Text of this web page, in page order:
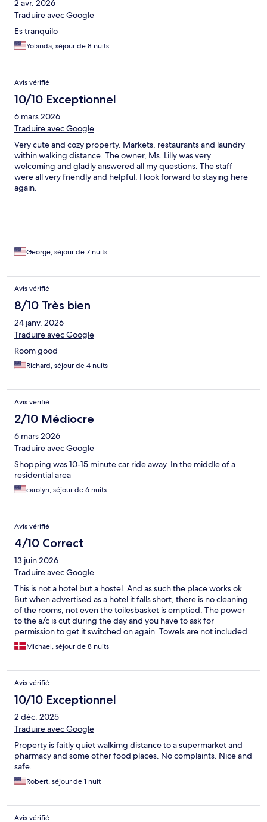
2 avr. 2026
Traduire avec Google
Es tranquilo
Yolanda, séjour de 8 nuits
Avis vérifié
10/10 Exceptionnel
6 mars 2026
Traduire avec Google
Very cute and cozy property. Markets, restaurants and laundry
within walking distance. The owner, Ms. Lilly was very
welcoming and gladly answered all my questions. The staff
were all very friendly and helpful. I look forward to staying here
again.
George, séjour de 7 nuits
Avis vérifié
8/10 Très bien
24 janv. 2026
Traduire avec Google
Room good
Richard, séjour de 4 nuits
Avis vérifié
2/10 Médiocre
6 mars 2026
Traduire avec Google
Shopping was 10-15 minute car ride away. In the middle of a
residential area
carolyn, séjour de 6 nuits
Avis vérifié
4/10 Correct
13 juin 2026
Traduire avec Google
This is not a hotel but a hostel. And as such the place works ok.
But when advertised as a hotel it falls short, there is no cleaning
of the rooms, not even the toilesbasket is emptied. The power
to the a/c is cut during the day and you have to ask for
permission to get it switched on again. Towels are not included
but cost 10Usd to rent per piece. There is no hot water in the
shower This is not only a issue for Chez Lilly but more for
hotel in Arubu I removed appartments and hostels. But still
ended up in something also known as harmony apartments or
hostel. So Hotels also needs to do some better work here
Michael, séjour de 8 nuits
Avis vérifié
10/10 Exceptionnel
2 déc. 2025
Traduire avec Google
Property is faitly quiet walkimg distance to a supermarket and
pharmacy and some other food places. No complaints. Nice and
safe.
Robert, séjour de 1 nuit
Avis vérifié